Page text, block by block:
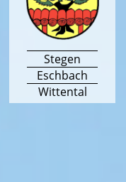
Stegen
Eschbach
Wittental